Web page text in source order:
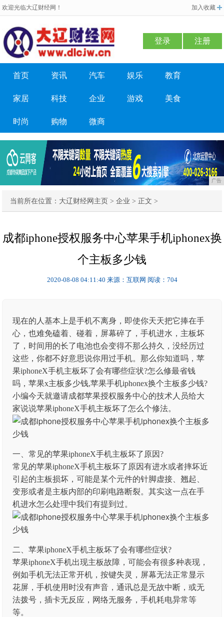
欢迎光临大辽财经网！ 加入收藏
登录 注册
首页 资讯 汽车 娱乐 教育
家居 科技 企业 游戏 美食
时尚 购物 微商
广告
当前所在位置： 大辽财经网主页 >企业 > 正文 >
成都iphone授权服务中心苹果手机iphonex换
个主板多少钱
2020-08-08 04:11:40 来源：互联网 阅读：704
现在的人基本上是手机不离身，即使你天天把它捧在手
心，也难免磕着、碰着，屏幕碎了，手机进水，主板坏
了，时间用的长了电池也会变得不那么持久，没经历过
这些，你都不好意思说你用过手机。那么你知道吗，苹
果iphoneX手机主板坏了会有哪些症状?怎么修最省钱
吗，苹果x主板多少钱,苹果手机iphonex换个主板多少钱?
小编今天就邀请成都苹果授权服务中心的技术人员给大
家说说苹果iphoneX手机主板坏了怎么个修法。
一、常见的苹果iphoneX手机主板坏了原因?
常见的苹果iphoneX手机主板坏了原因有进水或者摔坏近
引起的主板损坏，可能是某个元件的针脚虚接、翘起、
变形或者是主板内部的印刷电路断裂。其实这一点在手
机进水怎么处理中我们有提到过。
二、苹果iphoneX手机主板坏了会有哪些症状?
苹果iphoneX手机出现主板故障，可能会有很多种表现，
例如手机无法正常开机，按键失灵，屏幕无法正常显示
花屏，手机使用时没有声音，通讯总是无故中断，或无
法拨号，插卡无反应，网络无服务，手机耗电异常等
等。